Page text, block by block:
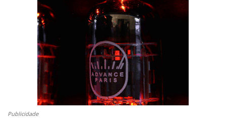
Publicidade